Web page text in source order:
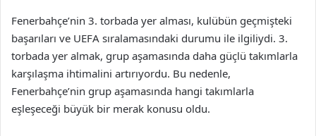
Fenerbahçe’nin 3. torbada yer alması, kulübün geçmişteki
başarıları ve UEFA sıralamasındaki durumu ile ilgiliydi. 3.
torbada yer almak, grup aşamasında daha güçlü takımlarla
karşılaşma ihtimalini artırıyordu. Bu nedenle,
Fenerbahçe’nin grup aşamasında hangi takımlarla
eşleşeceği büyük bir merak konusu oldu.